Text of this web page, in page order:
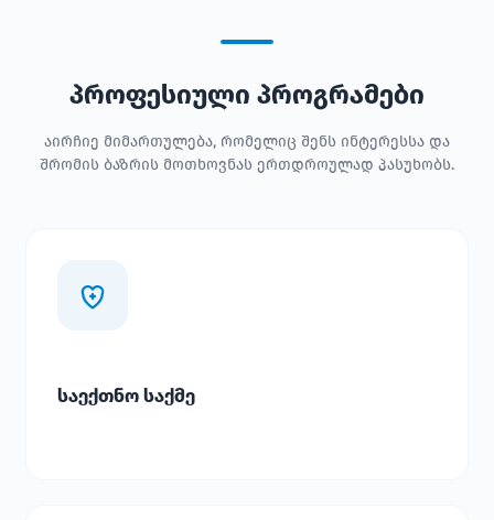
პროფესიული პროგრამები
აირჩიე მიმართულება, რომელიც შენს ინტერესსა და
შრომის ბაზრის მოთხოვნას ერთდროულად პასუხობს.
საექთნო საქმე